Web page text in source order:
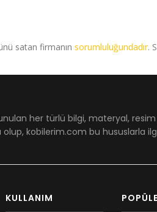
satan firmanın sorumluluğundadır.
her türlü bilgi, materyal,
kobilerim.com bu hususlarla
KULLANIM